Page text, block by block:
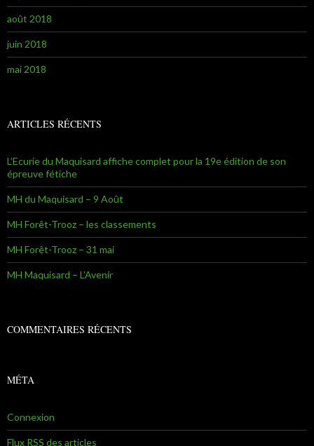
août 2018
juin 2018
mai 2018
ARTICLES RÉCENTS
L’Ecurie du Maquisard affiche complet pour la 19e édition de son
épreuve fétiche
MH du Maquisard – 9 Août
MH Forêt-Trooz – les classements
MH Forêt-Trooz – 31 mai
MH Maquisard – L’Avenir
COMMENTAIRES RÉCENTS
MÉTA
Connexion
Flux RSS des articles